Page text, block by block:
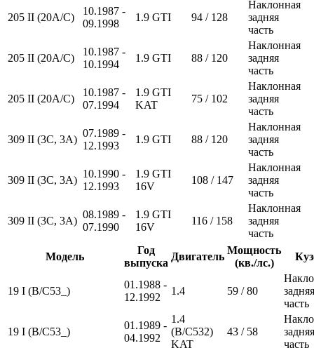
205 II (20A/C)
10.1987 -
09.1998
1.9 GTI 94 / 128
Наклонная
задняя
часть
205 II (20A/C)
10.1987 -
10.1994
1.9 GTI 88 / 120
Наклонная
задняя
часть
205 II (20A/C)
10.1987 -
07.1994
1.9 GTI
KAT
75 / 102
Наклонная
задняя
часть
309 II (3C, 3A)
07.1989 -
12.1993
1.9 GTI 88 / 120
Наклонная
задняя
часть
309 II (3C, 3A)
10.1990 -
12.1993
1.9 GTI
16V
108 / 147
Наклонная
задняя
часть
309 II (3C, 3A)
08.1989 -
07.1990
1.9 GTI
16V
116 / 158
Наклонная
задняя
часть
Модель
Год
выпуска
Двигатель
Мощность
(кв./лс.)
19 I (B/C53_)
01.1988 -
12.1992
1.4 59 / 80
задняя
часть
19 I (B/C53_)
01.1989 -
04.1992
1.4
(B/C532)
KAT
43 / 58
задняя
часть